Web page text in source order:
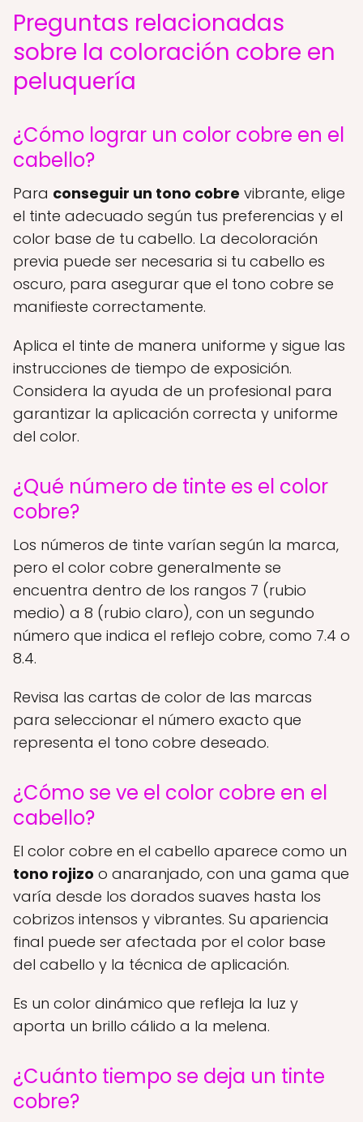
Preguntas relacionadas
sobre la coloración cobre en
peluquería
¿Cómo lograr un color cobre en el
cabello?
Para conseguir un tono cobre vibrante, elige
el tinte adecuado según tus preferencias y el
color base de tu cabello. La decoloración
previa puede ser necesaria si tu cabello es
oscuro, para asegurar que el tono cobre se
manifieste correctamente.
Aplica el tinte de manera uniforme y sigue las
instrucciones de tiempo de exposición.
Considera la ayuda de un profesional para
garantizar la aplicación correcta y uniforme
del color.
¿Qué número de tinte es el color
cobre?
Los números de tinte varían según la marca,
pero el color cobre generalmente se
encuentra dentro de los rangos 7 (rubio
medio) a 8 (rubio claro), con un segundo
número que indica el reflejo cobre, como 7.4 o
8.4.
Revisa las cartas de color de las marcas
para seleccionar el número exacto que
representa el tono cobre deseado.
¿Cómo se ve el color cobre en el
cabello?
El color cobre en el cabello aparece como un
tono rojizo o anaranjado, con una gama que
varía desde los dorados suaves hasta los
cobrizos intensos y vibrantes. Su apariencia
final puede ser afectada por el color base
del cabello y la técnica de aplicación.
Es un color dinámico que refleja la luz y
aporta un brillo cálido a la melena.
¿Cuánto tiempo se deja un tinte
cobre?